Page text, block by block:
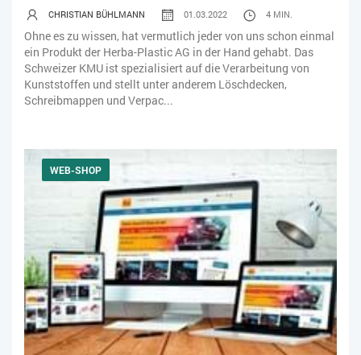
CHRISTIAN BÜHLMANN 01.03.2022 4 MIN.
Ohne es zu wissen, hat vermutlich jeder von uns schon einmal
ein Produkt der Herba-Plastic AG in der Hand gehabt. Das
Schweizer KMU ist spezialisiert auf die Verarbeitung von
Kunststoffen und stellt unter anderem Löschdecken,
Schreibmappen und Verpac...
WEB-SHOP